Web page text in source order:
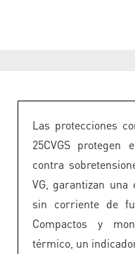
Las protecciones
25CVGS
contra
VG, garantizan
sin corriente de
Compactos y
térmico, un